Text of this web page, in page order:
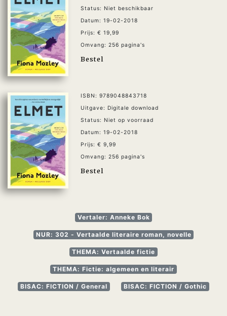
Status: Niet beschikbaar
Datum: 19-02-2018
Prijs: € 19,99
Omvang: 256 pagina's
Bestel
ISBN: 9789048843718
Uitgave: Digitale download
Status: Niet op voorraad
Datum: 19-02-2018
Prijs: € 9,99
Omvang: 256 pagina's
Bestel
Vertaler: Anneke Bok
NUR: 302 - Vertaalde literaire roman, novelle
THEMA: Vertaalde fictie
THEMA: Fictie: algemeen en literair
BISAC: FICTION / General BISAC: FICTION / Gothic